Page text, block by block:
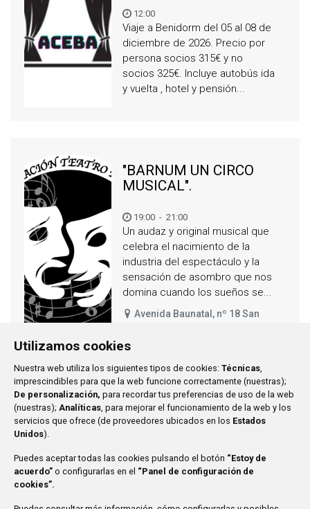
Utilizamos cookies
Nuestra web utiliza los siguientes tipos de cookies: Técnicas,
imprescindibles para que la web funcione correctamente (nuestras);
De personalización, para recordar tus preferencias de uso de la web
(nuestras); Analíticas, para mejorar el funcionamiento de la web y los
servicios que ofrece (de proveedores ubicados en los Estados
Unidos).
Puedes aceptar todas las cookies pulsando el botón “Estoy de
acuerdo” o configurarlas en el “Panel de configuración de
cookies”.
12:00
Viaje a Benidorm del 05 al 08 de
diciembre de 2026. Precio por
persona socios 315€ y no
socios 325€. Incluye autobús ida
y vuelta , hotel y pensión...
"BARNUM UN CIRCO
MUSICAL".
19:00 - 21:00
Un audaz y original musical que
celebra el nacimiento de la
industria del espectáculo y la
sensación de asombro que nos
domina cuando los sueños se...
Avenida Baunatal, nº 18 San
Ayuntamiento de San Sebastián de los ReyesPlaza de
la Constitución, 1
Mi Asociación
Mis Actividades